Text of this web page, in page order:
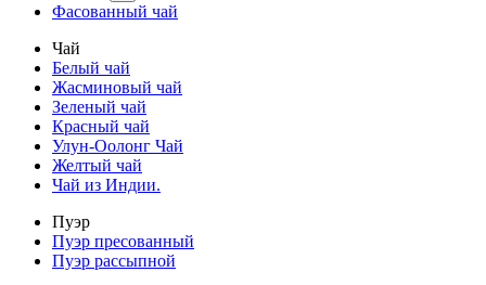
Фасованный чай
Чай
Белый чай
Жасминовый чай
Зеленый чай
Красный чай
Улун-Оолонг Чай
Желтый чай
Чай из Индии.
Пуэр
Пуэр пресованный
Пуэр рассыпной